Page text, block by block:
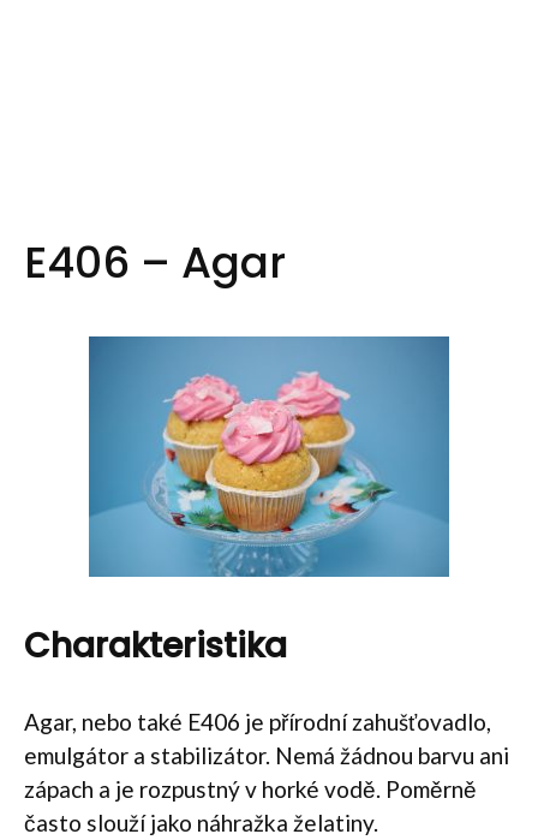
E406 – Agar
Charakteristika
Agar, nebo také E406 je přírodní zahušťovadlo,
emulgátor a stabilizátor. Nemá žádnou barvu ani
zápach a je rozpustný v horké vodě. Poměrně
často slouží jako náhražka želatiny.